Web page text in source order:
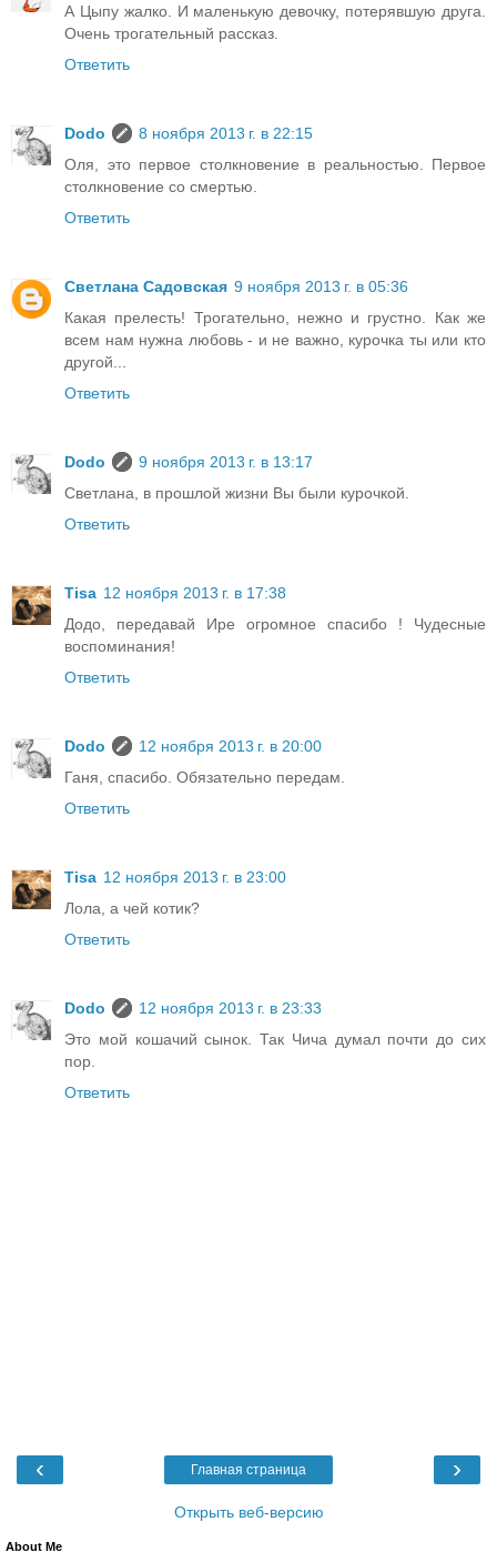
А Цыпу жалко. И маленькую девочку, потерявшую друга.
Очень трогательный рассказ.
Ответить
Dodo
8 ноября 2013 г. в 22:15
Оля, это первое столкновение в реальностью. Первое
столкновение со смертью.
Ответить
Светлана Садовская 9 ноября 2013 г. в 05:36
Какая прелесть! Трогательно, нежно и грустно. Как же
всем нам нужна любовь - и не важно, курочка ты или кто
другой...
Ответить
Dodo
9 ноября 2013 г. в 13:17
Светлана, в прошлой жизни Вы были курочкой.
Ответить
Tisa 12 ноября 2013 г. в 17:38
Додо, передавай Ире огромное спасибо ! Чудесные
воспоминания!
Ответить
Dodo
12 ноября 2013 г. в 20:00
Ганя, спасибо. Обязательно передам.
Ответить
Tisa 12 ноября 2013 г. в 23:00
Лола, а чей котик?
Ответить
Dodo
12 ноября 2013 г. в 23:33
Это мой кошачий сынок. Так Чича думал почти до сих
пор.
Ответить
‹ ›
Главная страница
Открыть веб-версию
About Me